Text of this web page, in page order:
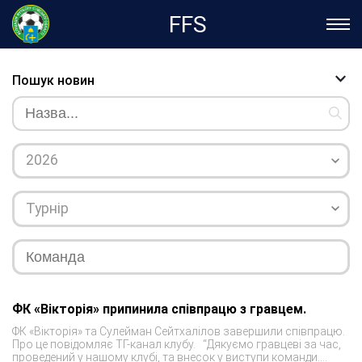
FFS
ФК «Вікторія» припинила співпрацю з гравцем.
ФК «Вікторія» та Сулейман Сейтхалілов завершили співпрацю.
Про це повідомляє ТГ-канал клубу. “Дякуємо гравцеві за час,
проведений у нашому клубі, та внесок у виступи команди.
Пошук новин
2026
Турнір